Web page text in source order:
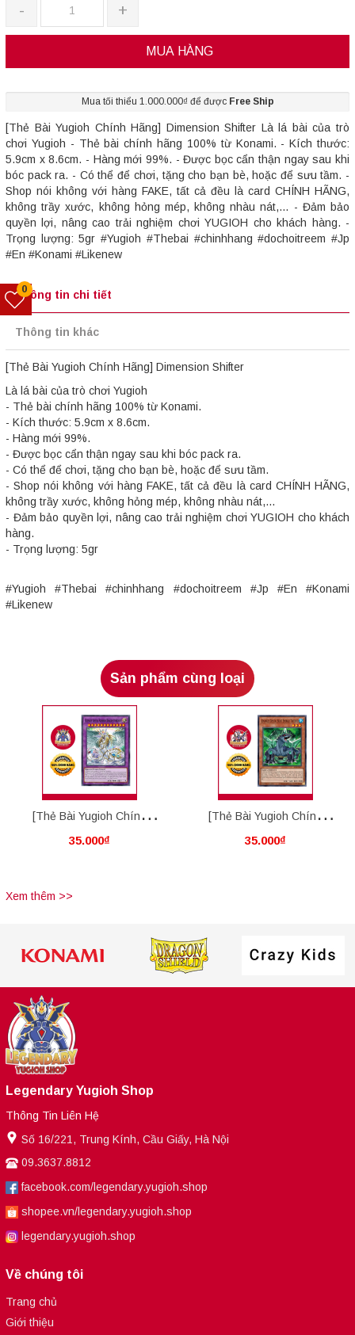
- +
MUA HÀNG
Mua tối thiểu 1.000.000₫ để được Free Ship
[Thẻ Bài Yugioh Chính Hãng] Dimension Shifter Là lá bài của trò
chơi Yugioh - Thẻ bài chính hãng 100% từ Konami. - Kích thước:
5.9cm x 8.6cm. - Hàng mới 99%. - Được bọc cẩn thận ngay sau khi
bóc pack ra. - Có thể để chơi, tặng cho bạn bè, hoặc để sưu tầm. -
Shop nói không với hàng FAKE, tất cả đều là card CHÍNH HÃNG,
không trầy xước, không hỏng mép, không nhàu nát,... - Đảm bảo
quyền lợi, nâng cao trải nghiệm chơi YUGIOH cho khách hàng. -
Trọng lượng: 5gr #Yugioh #Thebai #chinhhang #dochoitreem #Jp
#En #Konami #Likenew
Thông tin chi tiết
Thông tin khác
[Thẻ Bài Yugioh Chính Hãng] Dimension Shifter
Là lá bài của trò chơi Yugioh
- Thẻ bài chính hãng 100% từ Konami.
- Kích thước: 5.9cm x 8.6cm.
- Hàng mới 99%.
- Được bọc cẩn thận ngay sau khi bóc pack ra.
- Có thể để chơi, tặng cho bạn bè, hoặc để sưu tầm.
- Shop nói không với hàng FAKE, tất cả đều là card CHÍNH HÃNG,
không trầy xước, không hỏng mép, không nhàu nát,...
- Đảm bảo quyền lợi, nâng cao trải nghiệm chơi YUGIOH cho khách
hàng.
- Trọng lượng: 5gr
#Yugioh #Thebai #chinhhang #dochoitreem #Jp #En #Konami
#Likenew
Sản phẩm cùng loại
[Thẻ Bài Yugioh Chính
Hãng] Ultimate Crystal
35.000₫
[Thẻ Bài Yugioh Chính
Hãng] Advanced Crystal
35.000₫
Xem thêm >>
Legendary Yugioh Shop
Thông Tin Liên Hệ
Số 16/221, Trung Kính, Cầu Giấy, Hà Nội
09.3637.8812
facebook.com/legendary.yugioh.shop
shopee.vn/legendary.yugioh.shop
legendary.yugioh.shop
Về chúng tôi
Trang chủ
Giới thiệu
0